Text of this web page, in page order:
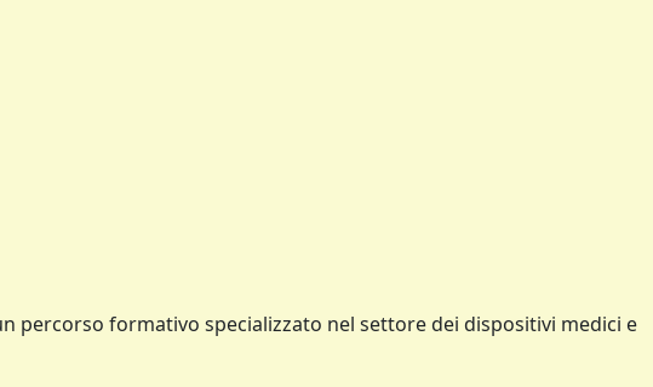
percorso formativo specializzato nel settore dei dispositivi medici e